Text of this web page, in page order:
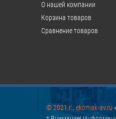
О нашей компании
Корзина товаров
Сравнение товаров
© 2021 г., ekomak-av.ru